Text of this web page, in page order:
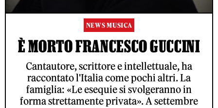
NEWS MUSICA
È MORTO FRANCESCO GUCCINI
Cantautore, scrittore e intellettuale, ha
raccontato l'Italia come pochi altri. La
famiglia: «Le esequie si svolgeranno in
forma strettamente privata». A settembre